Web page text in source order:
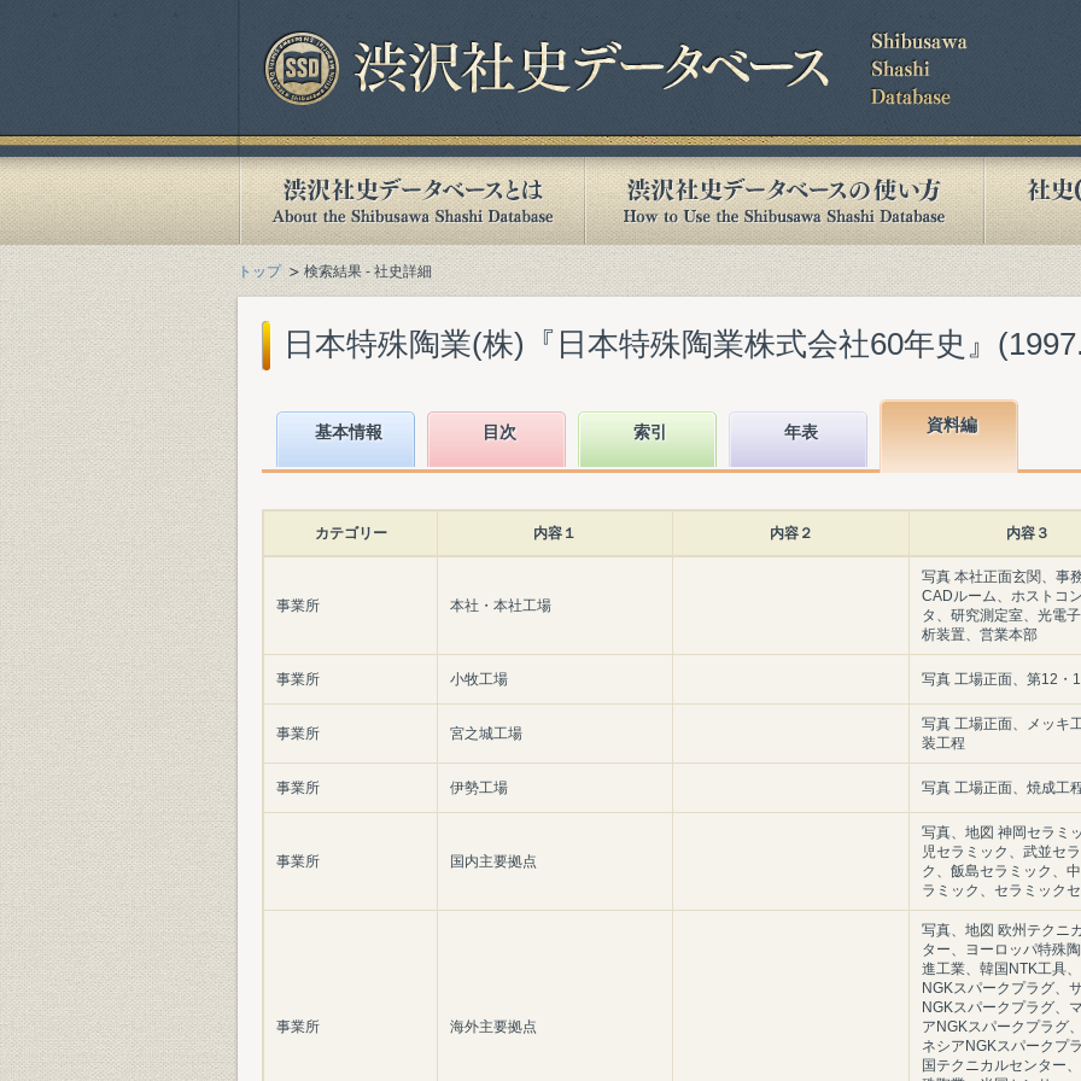
トップ 検索結果 - 社史詳細
日本特殊陶業(株)『日本特殊陶業株式会社60年史』
基本情報 目次 索引 年表 資料編
カテゴリー 内容１ 内容２ 内容３
事業所 本社・本社工場
写真 本社正面玄関、事
CADルーム、ホストコ
タ、研究測定室、光電
析装置、営業本部
事業所 小牧工場 写真 工場正面、第12・
事業所 宮之城工場
写真 工場正面、メッキ
装工程
事業所 伊勢工場 写真 工場正面、焼成工
事業所 国内主要拠点
写真、地図 神岡セラミ
児セラミック、武並セ
ク、飯島セラミック、
ラミック、セラミック
事業所 海外主要拠点
写真、地図 欧州テクニ
ター、ヨーロッパ特殊
進工業、韓国NTK工具
NGKスパークプラグ、
NGKスパークプラグ、
アNGKスパークプラグ
ネシアNGKスパークプ
国テクニカルセンター